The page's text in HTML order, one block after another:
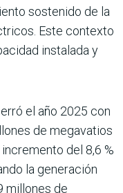
sostenido de la
Este contexto
instalada y
el año 2025 con
de megavatios
del 8,6 %
la generación
millones de